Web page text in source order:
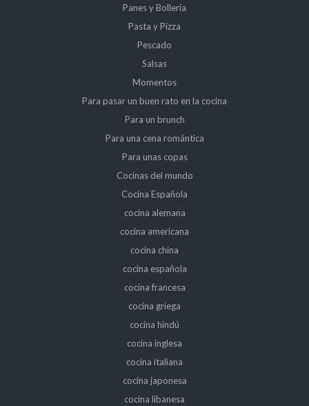
Panes y Bollería
Pasta y Pizza
Pescado
Salsas
Momentos
Para pasar un buen rato en la cocina
Para un brunch
Para una cena romántica
Para unas copas
Cocinas del mundo
Cocina Española
cocina alemana
cocina americana
cocina china
cocina española
cocina francesa
cocina griega
cocina hindú
cocina inglesa
cocina italiana
cocina japonesa
cocina libanesa